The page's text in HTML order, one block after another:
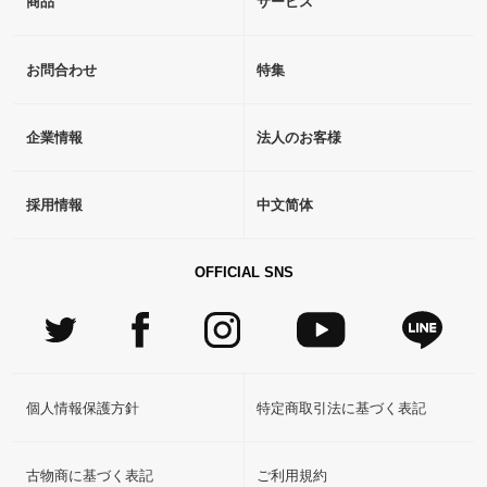
お問合わせ 特集
企業情報 法人のお客様
採用情報 中文简体
OFFICIAL SNS
個人情報保護方針 特定商取引法に基づく表記
古物商に基づく表記 ご利用規約